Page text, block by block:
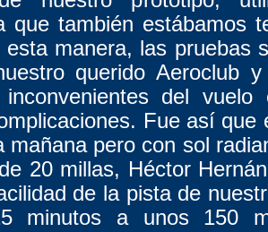
que también estábamos
esta manera, las pruebas
querido Aeroclub
del
Fue así que
mañana pero con sol
20 millas, Héctor
de la pista de
minutos a unos 150